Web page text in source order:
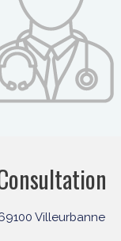
Villeurbanne